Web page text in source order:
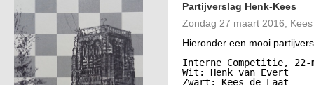
Partijverslag Henk-Kees
Zondag 27 maart 2016,
Hieronder een mooi
Interne Competitie, 22-
Wit: Henk van Evert
Zwart: Kees de Laat